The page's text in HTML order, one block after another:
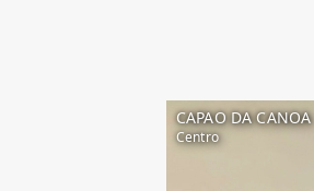
CAPAO DA CANOA
Centro